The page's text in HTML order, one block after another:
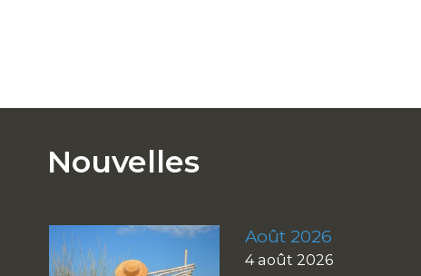
Nouvelles
Août 2026
4 août 2026